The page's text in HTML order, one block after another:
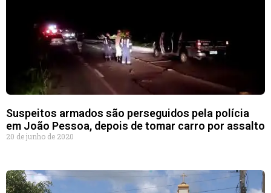
Suspeitos armados são perseguidos pela polícia
em João Pessoa, depois de tomar carro por assalto
20 de junho de 2020